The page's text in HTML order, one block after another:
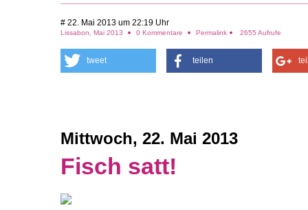
# 22. Mai 2013 um 22:19 Uhr
Lissabon, Mai 2013 0 Kommentare Permalink 2655 Aufrufe
tweet teilen
Mittwoch, 22. Mai 2013
Fisch satt!